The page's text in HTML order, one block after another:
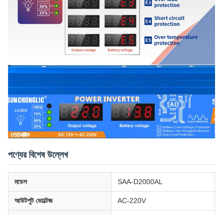
পণ্যের বিশেষ উল্লেখ
মডেল SAA-D2000AL
আউটপুট ভোল্টেজ AC-220V